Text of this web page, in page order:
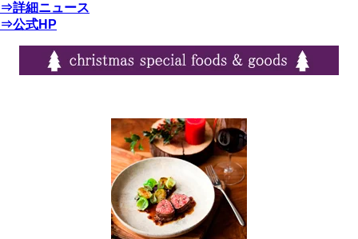
⇒詳細ニュース
⇒公式HP